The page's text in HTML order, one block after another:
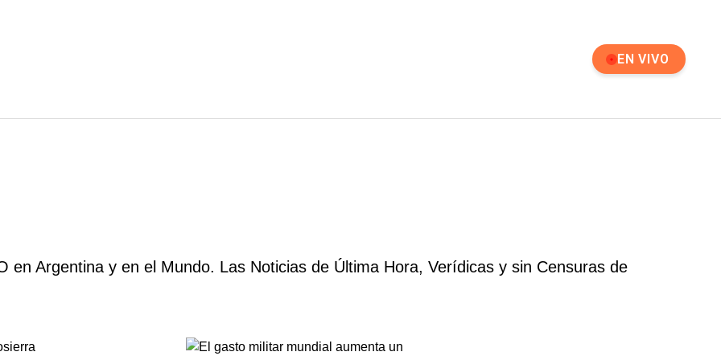
EN VIVO
en Argentina y en el Mundo. Las Noticias de Última Hora, Verídicas y sin Censuras de